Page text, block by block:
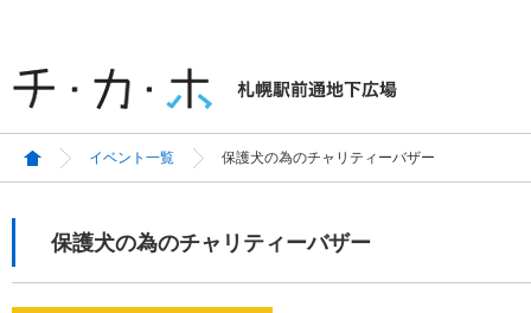
イベント一覧 保護犬の為のチャリティーバザー
保護犬の為のチャリティーバザー